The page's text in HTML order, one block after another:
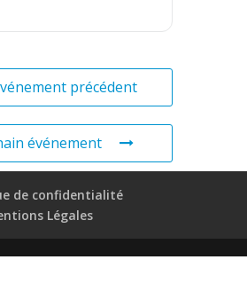
précédent
événement
de confidentialité
Légales